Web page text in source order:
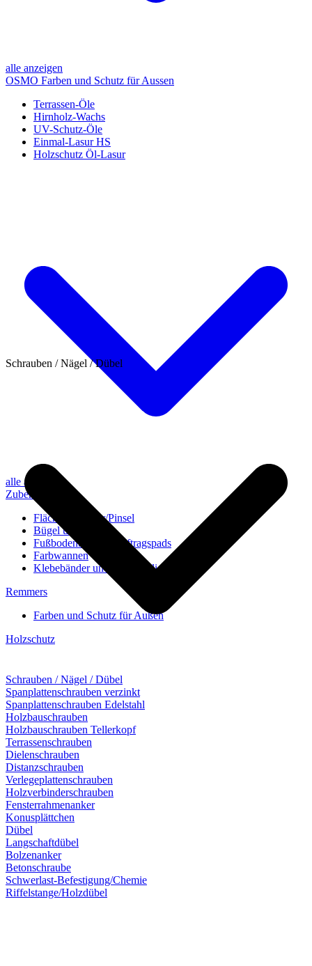
alle anzeigen
OSMO Farben und Schutz für Aussen
Terrassen-Öle
Hirnholz-Wachs
UV-Schutz-Öle
Einmal-Lasur HS
Holzschutz Öl-Lasur
alle anzeigen
Zubehör
Flächenstreicher/Pinsel
Bügel und Rollen
Fußbodenbürsten/Auftragspads
Farbwannen
Klebebänder und Abdeckvlies
Remmers
Farben und Schutz für Außen
Holzschutz
Schrauben / Nägel / Dübel
Schrauben / Nägel / Dübel
Spanplattenschrauben verzinkt
Spanplattenschrauben Edelstahl
Holzbauschrauben
Holzbauschrauben Tellerkopf
Terrassenschrauben
Dielenschrauben
Distanzschrauben
Verlegeplattenschrauben
Holzverbinderschrauben
Fensterrahmenanker
Konusplättchen
Dübel
Langschaftdübel
Bolzenanker
Betonschraube
Schwerlast-Befestigung/Chemie
Riffelstange/Holzdübel